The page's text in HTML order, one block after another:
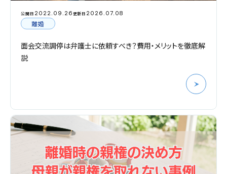
公開日 2022.09.26 更新日 2026.07.08
離婚
面会交流調停は弁護士に依頼すべき？費用・メリットを徹底解
説